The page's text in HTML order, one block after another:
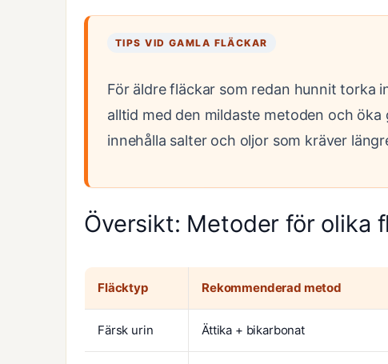
TIPS VID GAMLA FLÄCKAR
För äldre fläckar som redan hunnit torka
alltid med den mildaste metoden och
innehålla salter och oljor som kräver
Översikt: Metoder för olika
Fläcktyp Rekommenderad metod
Färsk urin Ättika + bikarbonat